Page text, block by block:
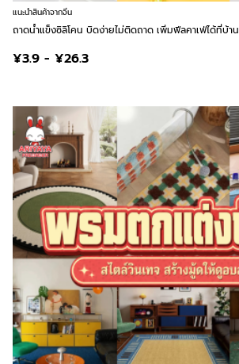
แนะนำสินค้าจากจีน
ถาดน้ำแข็งซิลิโคน บิดง่ายไม่ติดถาด เพิ่มฟีลคาเฟ่ได้ที่บ้าน
¥3.9 - ¥26.3